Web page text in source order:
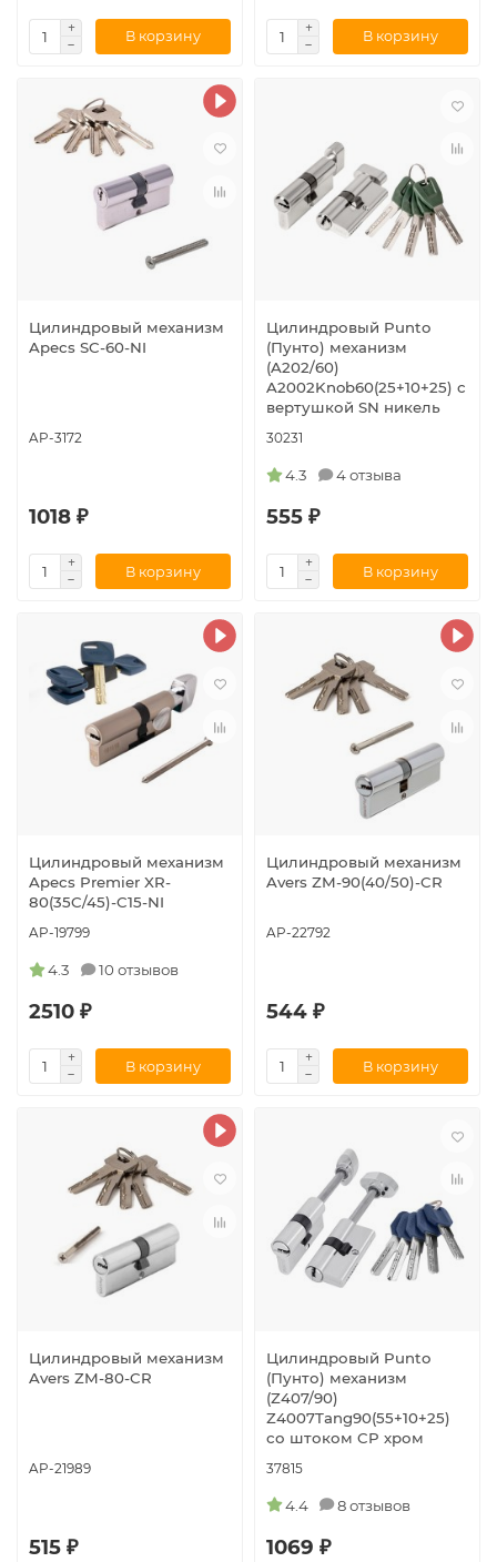
В корзину В корзину
Цилиндровый механизм
Apecs SC-60-NI
AP-3172
1018 ₽
В корзину
Цилиндровый Punto
(Пунто) механизм
(A202/60)
A2002Knob60(25+10+25) с
вертушкой SN никель
30231
4.3 4 отзыва
555 ₽
В корзину
Цилиндровый механизм
Apecs Premier XR-
80(35C/45)-C15-NI
AP-19799
4.3 10 отзывов
2510 ₽
В корзину
Цилиндровый механизм
Avers ZM-90(40/50)-CR
AP-22792
544 ₽
В корзину
Цилиндровый механизм
Avers ZM-80-CR
AP-21989
515 ₽
Цилиндровый Punto
(Пунто) механизм
(Z407/90)
Z4007Tang90(55+10+25)
со штоком CP хром
37815
4.4 8 отзывов
1069 ₽